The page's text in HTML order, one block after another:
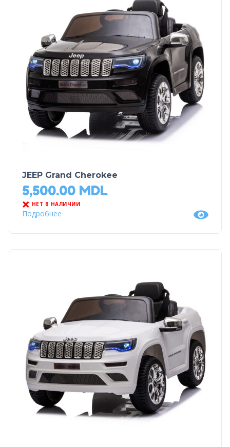
JEEP Grand Cherokee
5,500.00 MDL
НЕТ В НАЛИЧИИ
Подробнее